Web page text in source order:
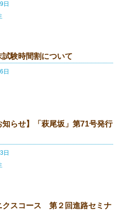
日
験時間割について
日
知らせ】「萩尾坂」第71号発行
日
クスコース 第２回進路セミナ